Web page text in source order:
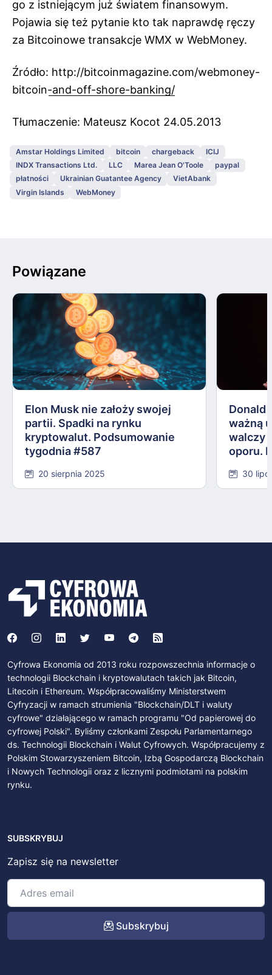
go z istniejącym już światem finansowym.
Pojawia się też pytanie kto tak naprawdę ręczy
za Bitcoinowe transakcje WMX w WebMoney.
Źródło: http://bitcoinmagazine.com/webmoney-
bitcoin-and-off-shore-banking/
Tłumaczenie: Mateusz Kocot 24.05.2013
Amstar Holdings Limited bitcoin chargeback
ICIJ
INDX Transactions Ltd.
LLC Marea Jean O'Toole
paypal
płatności
Ukrainian Guatantee Agency
VietAbank
Virgin Islands
WebMoney
Powiązane
Elon Musk nie założy swojej
partii. Spadki na rynku
kryptowalut. Podsumowanie
tygodnia #587
20 sierpnia 2025
Donald
ważną
walczy
oporu.
30
Cyfrowa Ekonomia od 2013 roku rozpowszechnia informacje o
technologii Blockchain i kryptowalutach takich jak Bitcoin,
Litecoin i Ethereum. Współpracowaliśmy Ministerstwem
Cyfryzacji w ramach strumienia "Blockchain/DLT i waluty
cyfrowe" działającego w ramach programu "Od papierowej do
cyfrowej Polski". Byliśmy członkami Zespołu Parlamentarnego
ds. Technologii Blockchain i Walut Cyfrowych. Współpracujemy z
Polskim Stowarzyszeniem Bitcoin, Izbą Gospodarczą Blockchain
i Nowych Technologii oraz z licznymi podmiotami na polskim
rynku.
SUBSKRYBUJ
Zapisz się na newsletter
Subskrybuj